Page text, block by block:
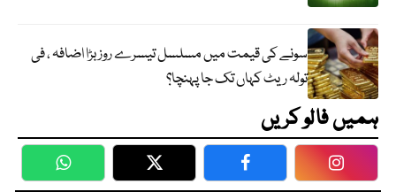
سونے کی قیمت میں مسلسل تیسرے روز بڑا اضافہ ، فی
تولہ ریٹ کہاں تک جا پہنچا؟
ہمیں فالو کریں
WhatsApp Twitter Facebook